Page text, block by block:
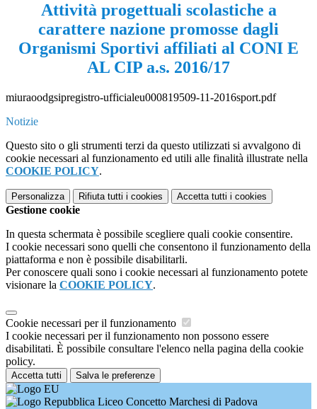
Attività progettuali scolastiche a
carattere nazione promosse dagli
Organismi Sportivi affiliati al CONI E
AL CIP a.s. 2016/17
miuraoodgsipregistro-ufficialeu000819509-11-2016sport.pdf
Notizie
Questo sito o gli strumenti terzi da questo utilizzati si avvalgono di
cookie necessari al funzionamento ed utili alle finalità illustrate nella
COOKIE POLICY.
Personalizza Rifiuta tutti i cookies Accetta tutti i cookies
Gestione cookie
In questa schermata è possibile scegliere quali cookie consentire.
I cookie necessari sono quelli che consentono il funzionamento della
piattaforma e non è possibile disabilitarli.
Per conoscere quali sono i cookie necessari al funzionamento potete
visionare la COOKIE POLICY.
Cookie necessari per il funzionamento
I cookie necessari per il funzionamento non possono essere
disabilitati. È possibile consultare l'elenco nella pagina della cookie
policy.
Accetta tutti Salva le preferenze
Liceo Concetto Marchesi di Padova